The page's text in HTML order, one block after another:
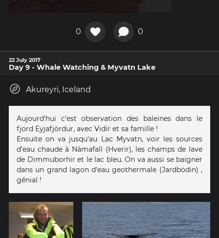
0 0
22 July 2017
Day 9 - Whale Watching & Myvatn Lake
Akureyri, Iceland
Aujourd'hui c'est observation des baleines dans le
fjord Eyjafjördur, avec Vidir et sa famille !
Ensuite on va jusqu'au Lac Myvatn, voir les sources
d'eau chaude à Námafall (Hverir), les champs de lave
de Dimmuborhir et le lac bleu. On va aussi se baigner
dans un grand lagon d'eau geothermale (Jardbödin) ,
génial !